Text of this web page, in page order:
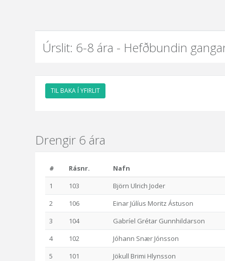
Úrslit: 6-8 ára - Hefðbundin
TIL BAKA Í YFIRLIT
Drengir 6 ára
# Rásnr.
Nafn
1
103
Björn Ulrich Joder
2
106
Einar Júlíus Moritz Ástuson
3
104
Gabríel Grétar Gunnhildarson
4
102
Jóhann Snær Jónsson
5
101
Jökull Brimi Hlynsson